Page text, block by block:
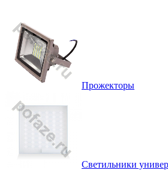
Прожекторы
Светильники